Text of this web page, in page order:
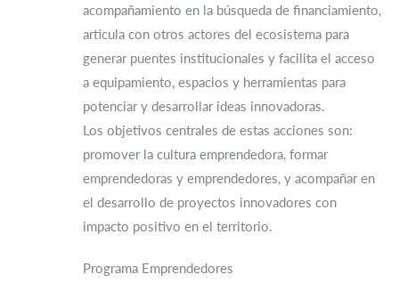
acompañamiento en la búsqueda de financiamiento,
articula con otros actores del ecosistema para
generar puentes institucionales y facilita el acceso
a equipamiento, espacios y herramientas para
potenciar y desarrollar ideas innovadoras.
Los objetivos centrales de estas acciones son:
promover la cultura emprendedora, formar
emprendedoras y emprendedores, y acompañar en
el desarrollo de proyectos innovadores con
impacto positivo en el territorio.
Programa Emprendedores